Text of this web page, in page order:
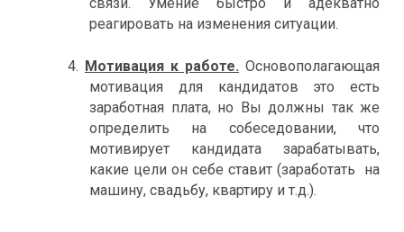
реагировать на изменения ситуации.
4. Мотивация к работе. Основополагающая
мотивация для кандидатов это есть
заработная плата, но Вы должны так же
определить на собеседовании, что
мотивирует кандидата зарабатывать,
какие цели он себе ставит (заработать
на
машину, свадьбу, квартиру и т.д.).